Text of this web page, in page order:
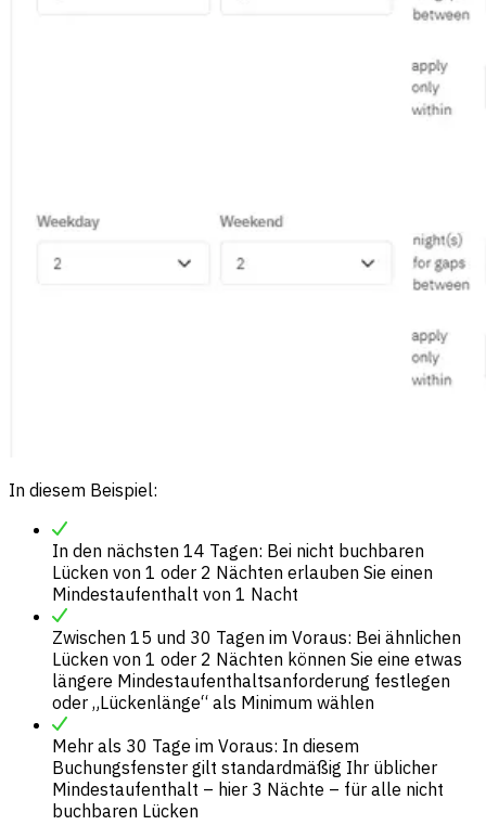
In diesem Beispiel:
In den nächsten 14 Tagen: Bei nicht buchbaren
Lücken von 1 oder 2 Nächten erlauben Sie einen
Mindestaufenthalt von 1 Nacht
Zwischen 15 und 30 Tagen im Voraus: Bei ähnlichen
Lücken von 1 oder 2 Nächten können Sie eine etwas
längere Mindestaufenthaltsanforderung festlegen
oder „Lückenlänge“ als Minimum wählen
Mehr als 30 Tage im Voraus: In diesem
Buchungsfenster gilt standardmäßig Ihr üblicher
Mindestaufenthalt – hier 3 Nächte – für alle nicht
buchbaren Lücken